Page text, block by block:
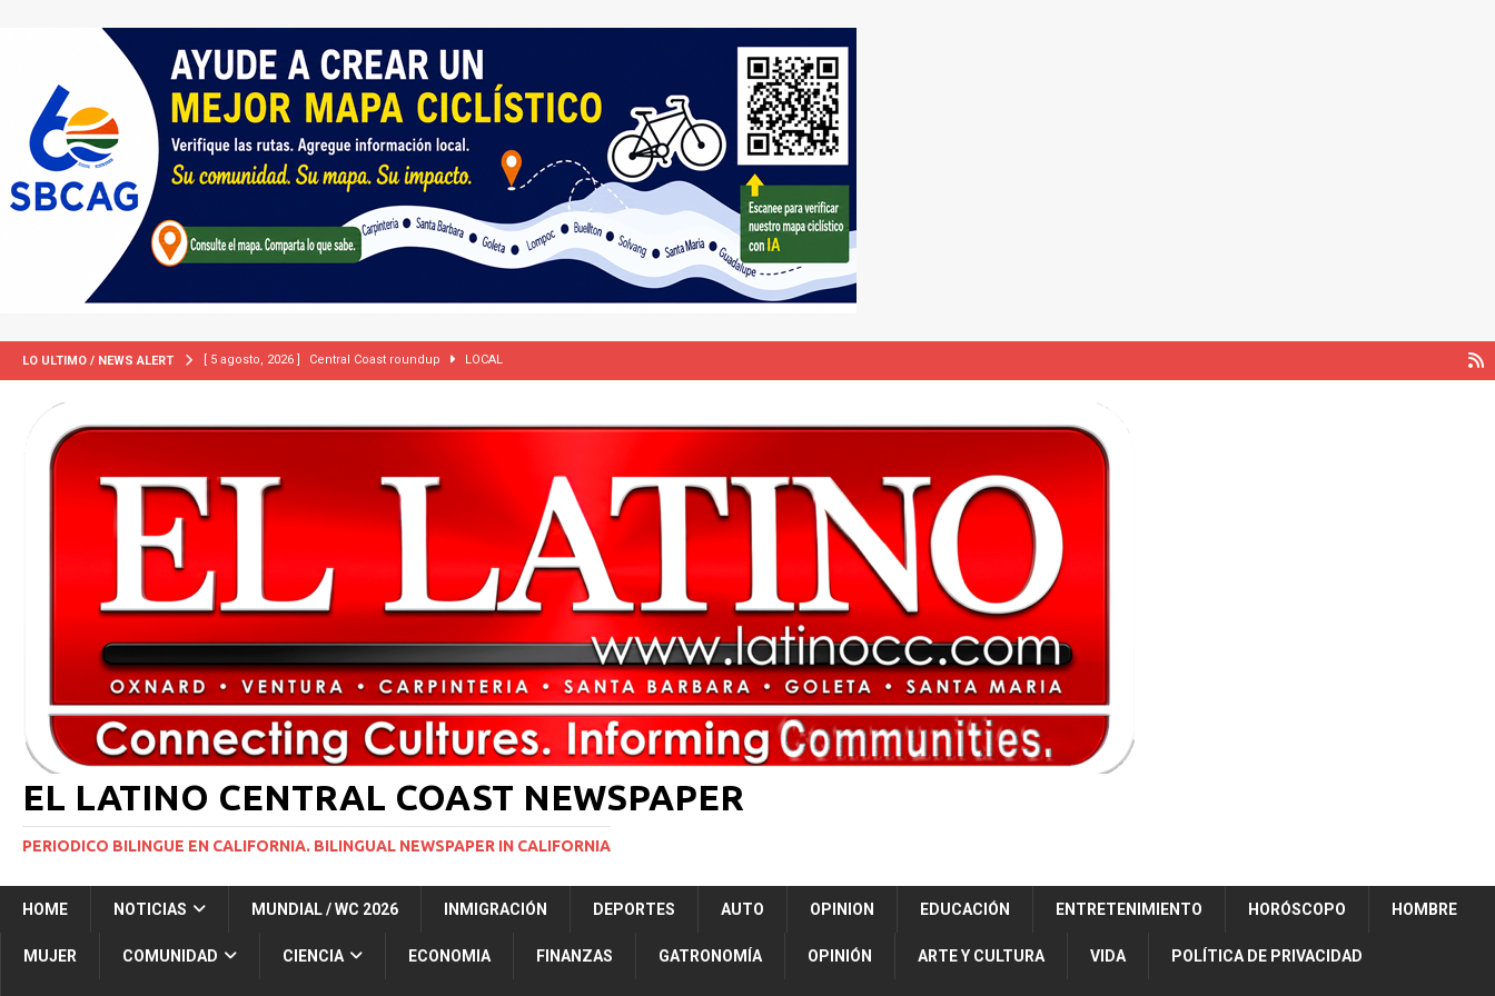
LO ULTIMO / NEWS ALERT [ 5 agosto, 2026 ] Central Coast roundup LOCAL
extranjeros” INMIGRACIÓN
Colombia apaga el ‘efecto Vini’. Brasil 1 – Colombia 1
[ 29 marzo, 2024 ] Corte Suprema levanta suspensión a ley de Texas que permite a la policía detener a migrantes
[ 1 marzo, 2024 ] Potente tormenta invernal desatará la mayor nevada en lo que va del año en California NACIONALES
[ 5 agosto, 2026 ] International roundup INTERNACIONAL
EL LATINO CENTRAL COAST NEWSPAPER
PERIODICO BILINGUE EN CALIFORNIA. BILINGUAL NEWSPAPER IN CALIFORNIA
HOME NOTICIAS MUNDIAL / WC 2026 INMIGRACIÓN DEPORTES AUTO OPINION EDUCACIÓN ENTRETENIMIENTO HORÓSCOPO HOMBRE
MUJER COMUNIDAD CIENCIA ECONOMIA FINANZAS GATRONOMÍA OPINIÓN ARTE Y CULTURA VIDA POLÍTICA DE PRIVACIDAD